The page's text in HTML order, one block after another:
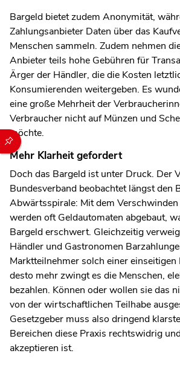
Durch die folgenden Buttons können Sie
Bargeld bietet zudem Anonymität,
Zahlungsanbieter Daten über das
Menschen sammeln. Zudem nehmen
Anbieter teils hohe Gebühren für
Ärger der Händler, die die Kosten
Konsumierenden weitergeben. Es
eine große Mehrheit der
Verbraucher nicht auf Münzen und
möchte.
Mehr Klarheit gefordert
Doch das Bargeld ist unter Druck. Der
Bundesverband beobachtet längst den
Abwärtsspirale: Mit dem
werden oft Geldautomaten abgebaut,
Bargeld erschwert. Gleichzeitig
Händler und Gastronomen
Marktteilnehmer solch einer einseitigen
desto mehr zwingt es die Menschen,
bezahlen. Können oder wollen sie das
von der wirtschaftlichen Teilhabe
Gesetzgeber muss also dringend
Bereichen diese Praxis rechtswidrig
akzeptieren ist.